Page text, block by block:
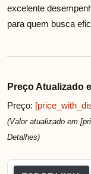
excelente
para quem busca
Preço Atualizado
Preço:
(Valor atualizado em
Detalhes)